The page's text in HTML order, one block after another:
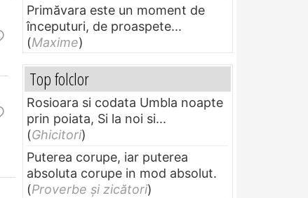
Primăvara este un moment de
începuturi, de proaspete...
(Maxime)
Top folclor
Rosioara si codata Umbla noapte
prin poiata, Si la noi si...
(Ghicitori)
Puterea corupe, iar puterea
absoluta corupe in mod absolut.
(Proverbe și zicători)